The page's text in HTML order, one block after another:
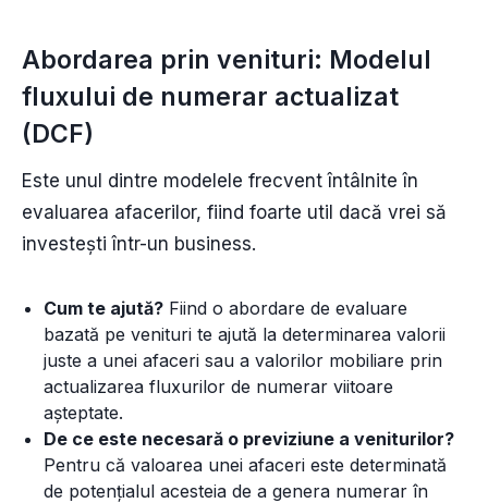
Abordarea prin venituri: Modelul
fluxului de numerar actualizat
(DCF)
Este unul dintre modelele frecvent întâlnite în
evaluarea afacerilor, fiind foarte util dacă vrei să
investești într-un business.
Cum te ajută? Fiind o abordare de evaluare
bazată pe venituri te ajută la determinarea valorii
juste a unei afaceri sau a valorilor mobiliare prin
actualizarea fluxurilor de numerar viitoare
așteptate.
De ce este necesară o previziune a veniturilor?
Pentru că valoarea unei afaceri este determinată
de potențialul acesteia de a genera numerar în